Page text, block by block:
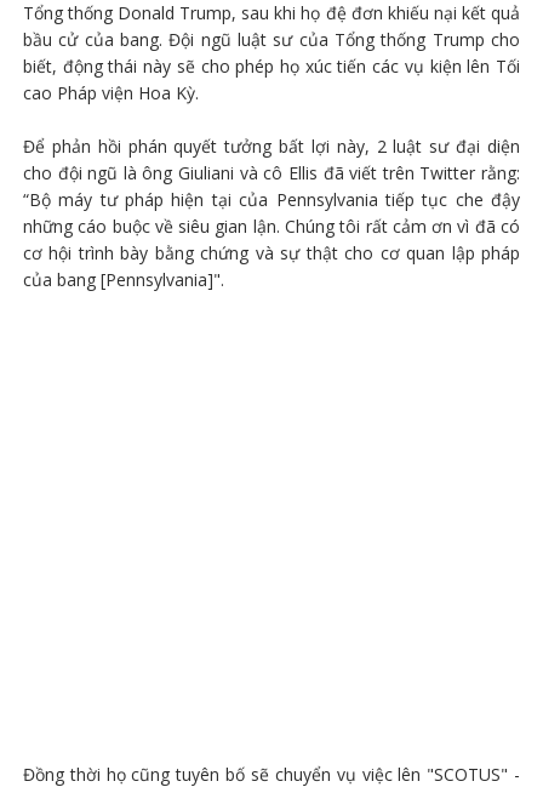
Tổng thống Donald Trump, sau khi họ đệ đơn khiếu nại kết quả
bầu cử của bang. Đội ngũ luật sư của Tổng thống Trump cho
biết, động thái này sẽ cho phép họ xúc tiến các vụ kiện lên Tối
cao Pháp viện Hoa Kỳ.
Để phản hồi phán quyết tưởng bất lợi này, 2 luật sư đại diện
cho đội ngũ là ông Giuliani và cô Ellis đã viết trên Twitter rằng:
“Bộ máy tư pháp hiện tại của Pennsylvania tiếp tục che đậy
những cáo buộc về siêu gian lận. Chúng tôi rất cảm ơn vì đã có
cơ hội trình bày bằng chứng và sự thật cho cơ quan lập pháp
của bang [Pennsylvania]".
Đồng thời họ cũng tuyên bố sẽ chuyển vụ việc lên "SCOTUS" -